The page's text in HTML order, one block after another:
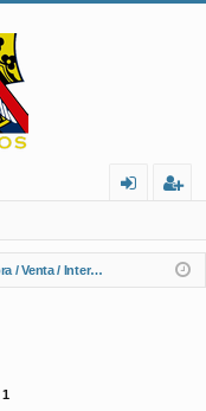
nt
ifi
ist
ra
Compra / Venta / Intercambio
1